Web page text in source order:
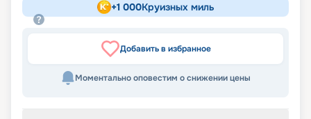
+1 000Круизных миль
Добавить в избранное
Моментально оповестим о снижении цены